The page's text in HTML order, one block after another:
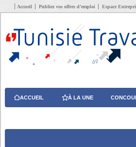
Accueil Publiez vos offres d’emploi Espace
ACCUEIL À LA UNE